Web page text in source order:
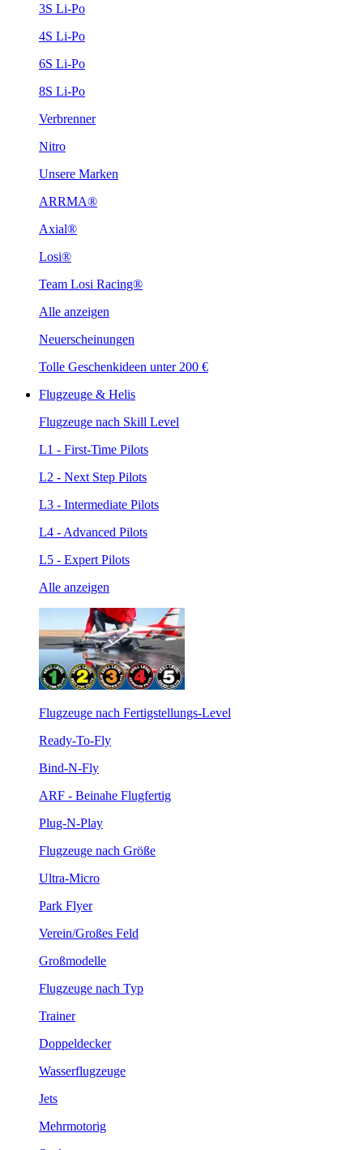
3S Li-Po
4S Li-Po
6S Li-Po
8S Li-Po
Verbrenner
Nitro
Unsere Marken
ARRMA®
Axial®
Losi®
Team Losi Racing®
Alle anzeigen
Neuerscheinungen
Tolle Geschenkideen unter 200 €
Flugzeuge & Helis
Flugzeuge nach Skill Level
L1 - First-Time Pilots
L2 - Next Step Pilots
L3 - Intermediate Pilots
L4 - Advanced Pilots
L5 - Expert Pilots
Alle anzeigen
Flugzeuge nach Fertigstellungs-Level
Ready-To-Fly
Bind-N-Fly
ARF - Beinahe Flugfertig
Plug-N-Play
Flugzeuge nach Größe
Ultra-Micro
Park Flyer
Verein/Großes Feld
Großmodelle
Flugzeuge nach Typ
Trainer
Doppeldecker
Wasserflugzeuge
Jets
Mehrmotorig